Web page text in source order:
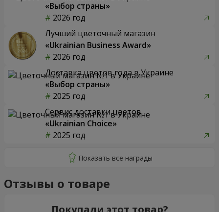
«Выбор страны»
2026 год
Лучший цветочный магазин
«Ukrainian Business Award»
2026 год
Доставка цветов года в Украине
«Выбор страны»
2025 год
Сервис доставки цветов
«Ukrainian Choice»
2025 год
Отзывы о товаре
Покупали этот товар?